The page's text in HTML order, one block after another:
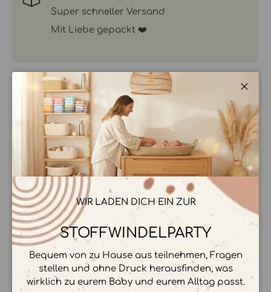
Super schneller Versand
Mit Liebe gepackt ❤️
BESCHREIBUNG
ZAHLUNGSMÖGLICHKEITEN
Ihre Zahlungsinformationen werden sicher
verarbeitet. Wir speichern keine
Kreditkartendetails.
WIR LADEN DICH EIN ZUR
STOFFWINDELPARTY
Bequem von zu Hause aus teilnehmen, Fragen
stellen und ohne Druck herausfinden, was
wirklich zu eurem Baby und eurem Alltag passt.